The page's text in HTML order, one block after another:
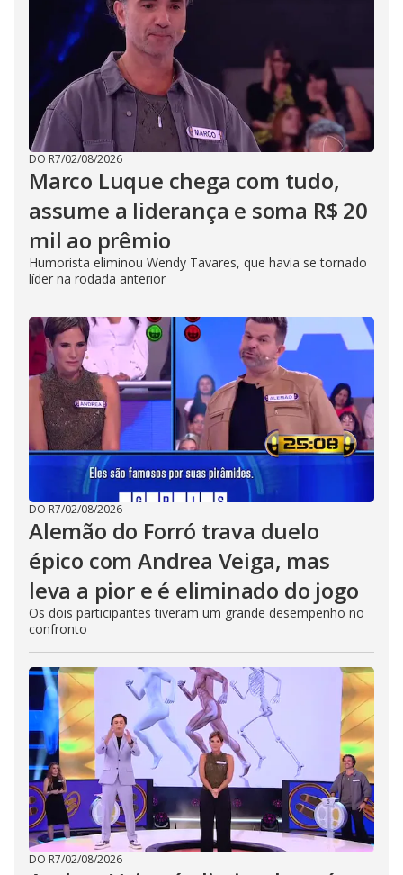
DO R7/02/08/2026
Marco Luque chega com tudo,
assume a liderança e soma R$ 20
mil ao prêmio
Humorista eliminou Wendy Tavares, que havia se tornado
líder na rodada anterior
DO R7/02/08/2026
Alemão do Forró trava duelo
épico com Andrea Veiga, mas
leva a pior e é eliminado do jogo
Os dois participantes tiveram um grande desempenho no
confronto
DO R7/02/08/2026